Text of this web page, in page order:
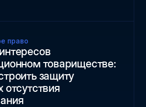
право
товариществе:
защиту
отсутствия